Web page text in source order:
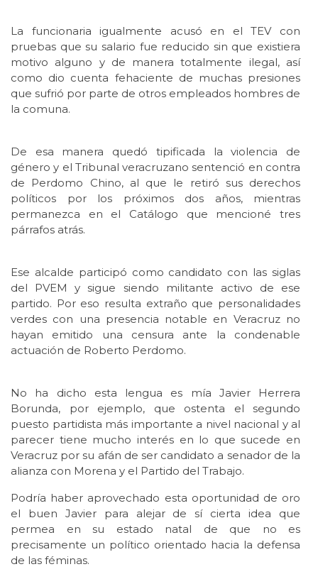
La funcionaria igualmente acusó en el TEV con
pruebas que su salario fue reducido sin que existiera
motivo alguno y de manera totalmente ilegal, así
como dio cuenta fehaciente de muchas presiones
que sufrió por parte de otros empleados hombres de
la comuna.
De esa manera quedó tipificada la violencia de
género y el Tribunal veracruzano sentenció en contra
de Perdomo Chino, al que le retiró sus derechos
políticos por los próximos dos años, mientras
permanezca en el Catálogo que mencioné tres
párrafos atrás.
Ese alcalde participó como candidato con las siglas
del PVEM y sigue siendo militante activo de ese
partido. Por eso resulta extraño que personalidades
verdes con una presencia notable en Veracruz no
hayan emitido una censura ante la condenable
actuación de Roberto Perdomo.
No ha dicho esta lengua es mía Javier Herrera
Borunda, por ejemplo, que ostenta el segundo
puesto partidista más importante a nivel nacional y al
parecer tiene mucho interés en lo que sucede en
Veracruz por su afán de ser candidato a senador de la
alianza con Morena y el Partido del Trabajo.
Podría haber aprovechado esta oportunidad de oro
el buen Javier para alejar de sí cierta idea que
permea en su estado natal de que no es
precisamente un político orientado hacia la defensa
de las féminas.